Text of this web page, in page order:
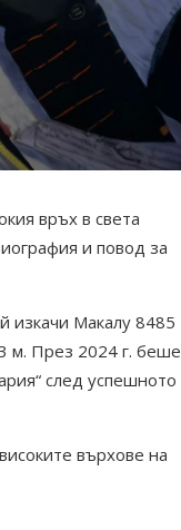
връх в света
и повод за
изкачи Макалу 8485
м. През 2024 г. беше
след успешното
върхове на